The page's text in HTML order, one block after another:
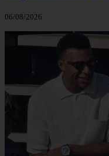
06/08/2026